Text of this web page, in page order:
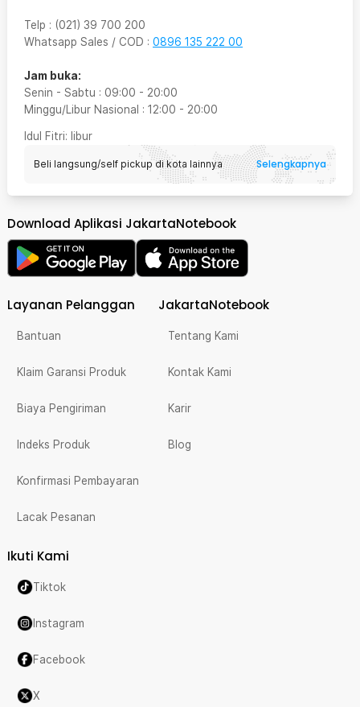
Telp : (021) 39 700 200
Whatsapp Sales / COD : 0896 135 222 00
Jam buka:
Senin - Sabtu : 09:00 - 20:00
Minggu/Libur Nasional : 12:00 - 20:00
Idul Fitri: libur
Beli langsung/self pickup di kota lainnya Selengkapnya
Download Aplikasi JakartaNotebook
Layanan Pelanggan
Bantuan
Klaim Garansi Produk
Biaya Pengiriman
Indeks Produk
Konfirmasi Pembayaran
Lacak Pesanan
JakartaNotebook
Tentang Kami
Kontak Kami
Karir
Blog
Ikuti Kami
Tiktok
Instagram
Facebook
X